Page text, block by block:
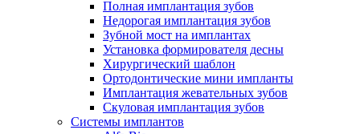
Полная имплантация зубов
Недорогая имплантация зубов
Зубной мост на имплантах
Установка формирователя десны
Хирургический шаблон
Ортодонтические мини импланты
Имплантация жевательных зубов
Скуловая имплантация зубов
Системы имплантов